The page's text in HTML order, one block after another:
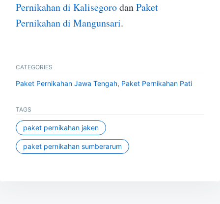
Pernikahan di KalisegorodanPaket
Pernikahan di Mangunsari.
CATEGORIES
Paket Pernikahan Jawa Tengah, Paket Pernikahan Pati
TAGS
paket pernikahan jaken
paket pernikahan sumberarum